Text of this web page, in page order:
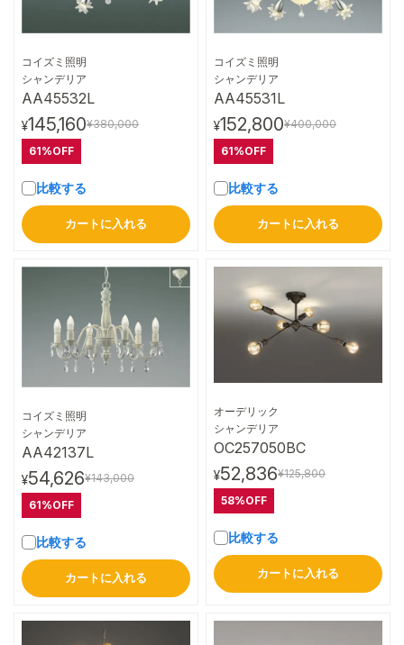
コイズミ照明
シャンデリア
AA45532L
¥145,160¥380,000
61%OFF
比較する
カートに入れる
コイズミ照明
シャンデリア
AA45531L
¥152,800¥400,000
61%OFF
比較する
カートに入れる
コイズミ照明
シャンデリア
AA42137L
¥54,626¥143,000
61%OFF
比較する
カートに入れる
オーデリック
シャンデリア
OC257050BC
¥52,836¥125,800
58%OFF
比較する
カートに入れる